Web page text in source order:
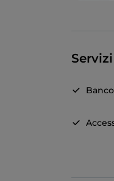
Servizi